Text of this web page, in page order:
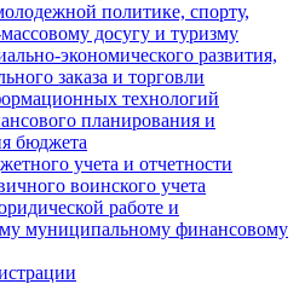
политике, спорту,
досугу и туризму
экономического развития,
заказа и торговли
технологий
планирования и
бюджета
учета и отчетности
воинского учета
работе и
муниципальному финансовому